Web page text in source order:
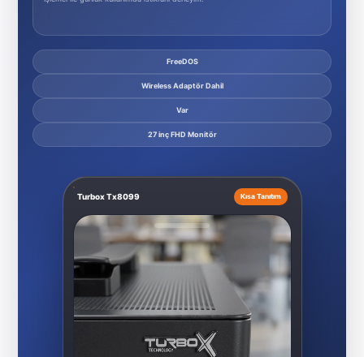
FreeDOS
Wireless Adaptör Dahil
Var
27 inç FHD Monitör
Turbox Tx8099 Kısa Tanıtım